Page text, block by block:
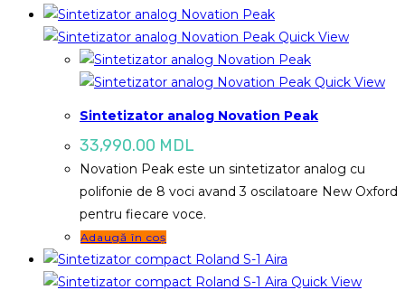
Quick View
Quick View
Sintetizator analog Novation Peak
33,990.00 MDL
Novation Peak este un sintetizator analog cu
polifonie de 8 voci avand 3 oscilatoare New Oxford
pentru fiecare voce.
Adaugă în coș
Quick View